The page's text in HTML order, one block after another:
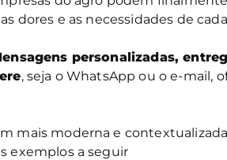
dores e as necessidades de
personalizadas,
, seja o WhatsApp ou o e-mail,
mais moderna e
exemplos a seguir